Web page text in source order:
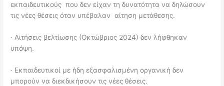
εκπαιδευτικούς που δεν είχαν τη δυνατότητα να δηλώσουν
τις νέες θέσεις όταν υπέβαλαν αίτηση μετάθεσης.
∙Αιτήσεις βελτίωσης (Οκτώβριος 2024) δεν λήφθηκαν
υπόψη.
∙ Εκπαιδευτικοί με ήδη εξασφαλισμένη οργανική δεν
μπορούν να διεκδικήσουν τις νέες θέσεις.